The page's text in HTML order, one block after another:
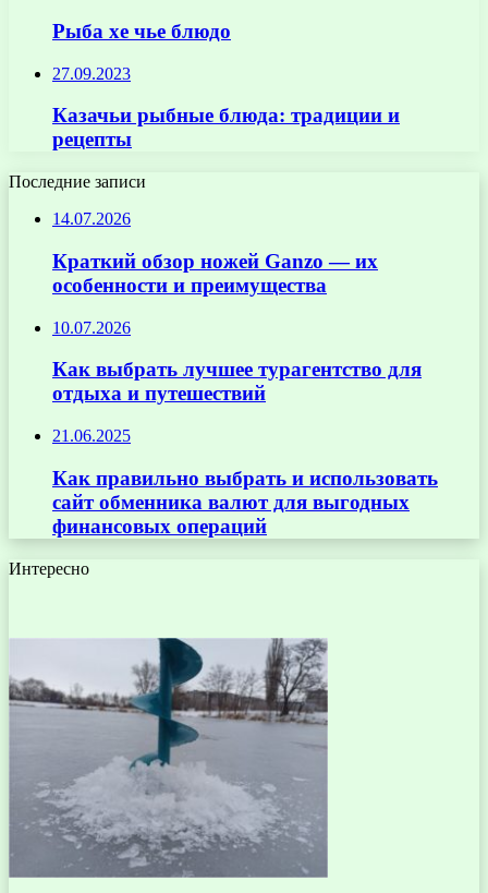
Рыба хе чье блюдо
27.09.2023
Казачьи рыбные блюда: традиции и
рецепты
Последние записи
14.07.2026
Краткий обзор ножей Ganzo — их
особенности и преимущества
10.07.2026
Как выбрать лучшее турагентство для
отдыха и путешествий
21.06.2025
Как правильно выбрать и использовать
сайт обменника валют для выгодных
финансовых операций
Интересно